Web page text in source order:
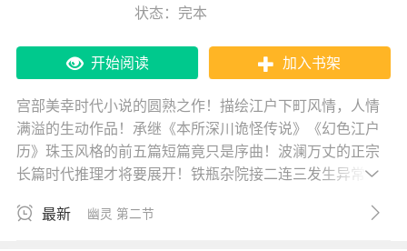
状态： 完本
开始阅读 加入书架
宫部美幸时代小说的圆熟之作！描绘江户下町风情，人情
满溢的生动作品！承继《本所深川诡怪传说》《幻色江户
历》珠玉风格的前五篇短篇竟只是序曲！波澜万丈的正宗
长篇时代推理才将要展开！铁瓶杂院接二连三发生异常事
杂货铺掌柜之子走失；茶水铺的话题女侍迁入；拜壶信仰
最新 幽灵 第二节